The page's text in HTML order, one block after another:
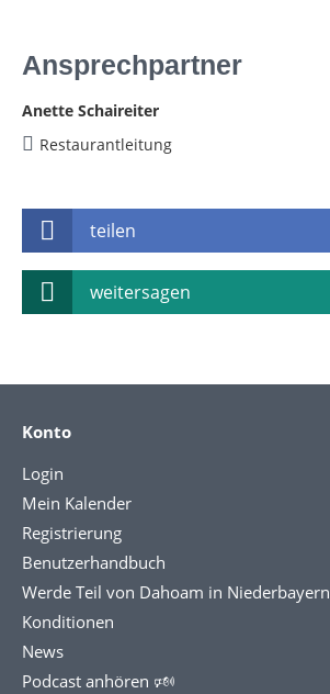
Ansprechpartner
Anette Schaireiter
Restaurantleitung
teilen
weitersagen
Konto
Login
Mein Kalender
Registrierung
Benutzerhandbuch
Werde Teil von Dahoam in Niederbayern
Konditionen
News
Podcast anhören 🕬